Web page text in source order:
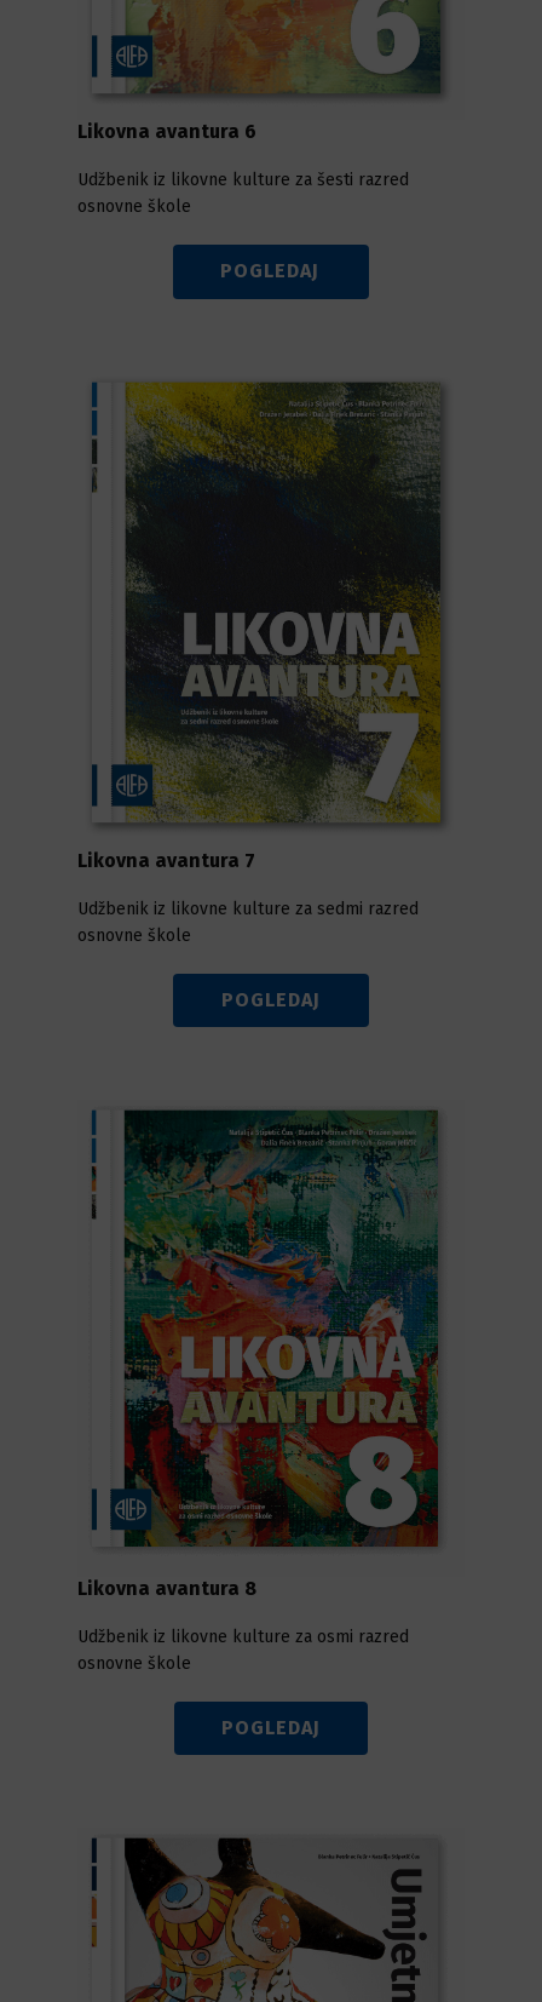
Likovna avantura 6
Udžbenik iz likovne kulture za šesti razred
osnovne škole
POGLEDAJ
Likovna avantura 7
Udžbenik iz likovne kulture za sedmi razred
osnovne škole
POGLEDAJ
Likovna avantura 8
Udžbenik iz likovne kulture za osmi razred
osnovne škole
POGLEDAJ